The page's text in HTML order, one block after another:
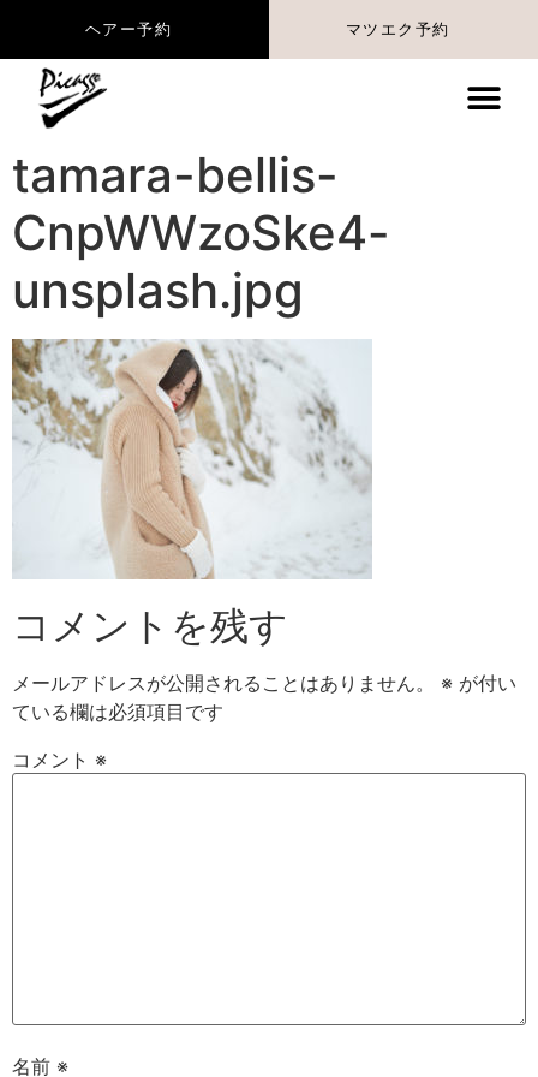
ヘアー予約 マツエク予約
tamara-bellis-
CnpWWzoSke4-
unsplash.jpg
コメントを残す
メールアドレスが公開されることはありません。 ※ が付い
ている欄は必須項目です
コメント ※
名前 ※